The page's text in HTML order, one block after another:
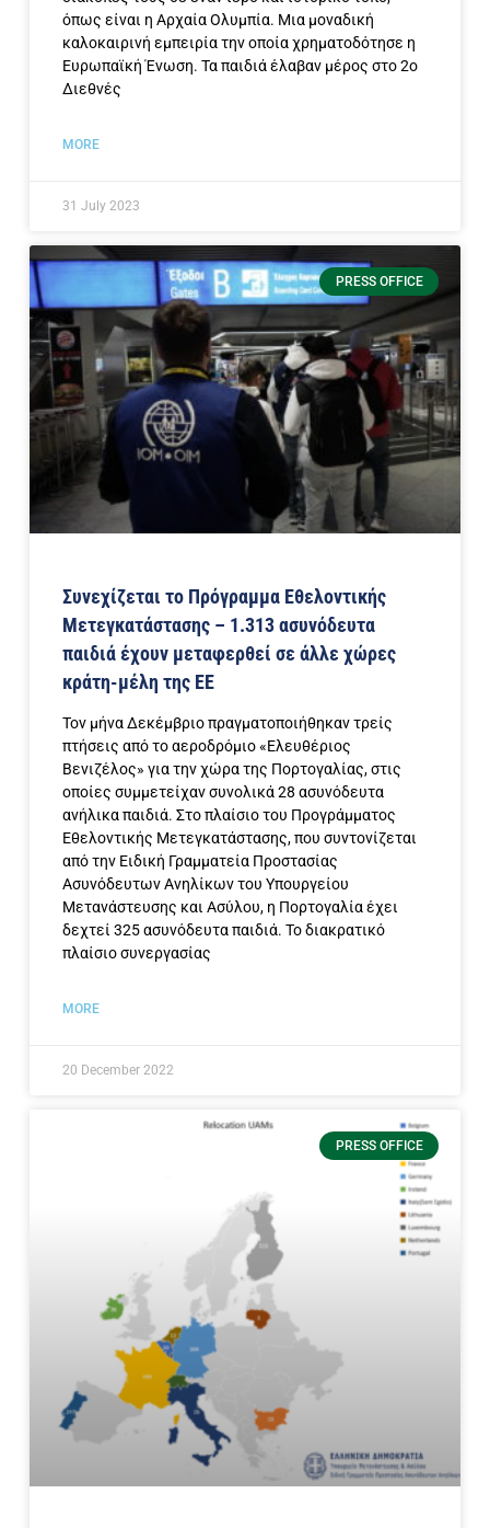
όπως είναι η Αρχαία Ολυμπία. Μια μοναδική
καλοκαιρινή εμπειρία την οποία χρηματοδότησε η
Ευρωπαϊκή Ένωση. Τα παιδιά έλαβαν μέρος στο 2ο
Διεθνές
MORE
31 July 2023
PRESS OFFICE
Συνεχίζεται το Πρόγραμμα Εθελοντικής
Μετεγκατάστασης – 1.313 ασυνόδευτα
παιδιά έχουν μεταφερθεί σε άλλε χώρες
κράτη-μέλη της ΕΕ
Τον μήνα Δεκέμβριο πραγματοποιήθηκαν τρείς
πτήσεις από το αεροδρόμιο «Ελευθέριος
Βενιζέλος» για την χώρα της Πορτογαλίας, στις
οποίες συμμετείχαν συνολικά 28 ασυνόδευτα
ανήλικα παιδιά. Στο πλαίσιο του Προγράμματος
Εθελοντικής Μετεγκατάστασης, που συντονίζεται
από την Ειδική Γραμματεία Προστασίας
Ασυνόδευτων Ανηλίκων του Υπουργείου
Μετανάστευσης και Ασύλου, η Πορτογαλία έχει
δεχτεί 325 ασυνόδευτα παιδιά. Το διακρατικό
πλαίσιο συνεργασίας
MORE
20 December 2022
PRESS OFFICE